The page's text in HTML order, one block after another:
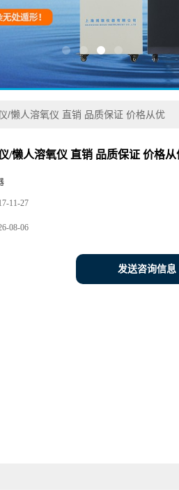
/懒人溶氧仪 直销 品质保证 价格从优
/懒人溶氧仪 直销 品质保证 价格从
11-27
08-06
发送咨询信息